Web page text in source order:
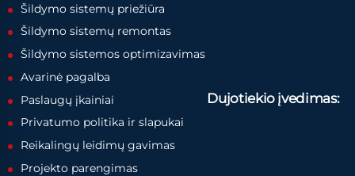
Šildymo sistemų priežiūra
Šildymo sistemų remontas
Šildymo sistemos optimizavimas
Avarinė pagalba
Paslaugų įkainiai
Privatumo politika ir slapukai
Dujotiekio įvedimas:
Reikalingų leidimų gavimas
Projekto parengimas